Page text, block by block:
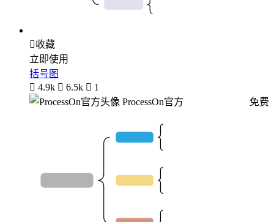
收藏
立即使用
括号图
 4.9k  6.5k  1
ProcessOn官方
免费